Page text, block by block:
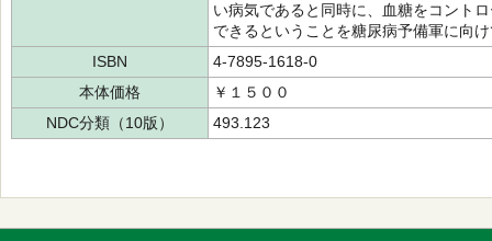
い病気であると同時に、血糖をコント
できるということを糖尿病予備軍に向
ISBN
4-7895-1618-0
本体価格
￥１５００
NDC分類（10版）
493.123